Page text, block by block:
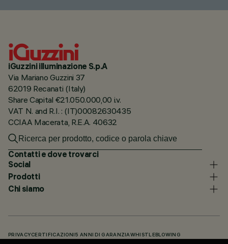
iGuzzini illuminazione S.p.A
Via Mariano Guzzini 37
62019 Recanati (Italy)
Share Capital €21.050.000,00 i.v.
VAT N. and R.I. : (IT)00082630435
CCIAA Macerata, R.E.A. 40632
Contatti e dove trovarci
Social
Prodotti
Chi siamo
PRIVACY CERTIFICAZIONI 5 ANNI DI GARANZIAWHISTLEBLOWING